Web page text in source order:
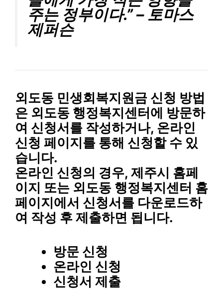
주는 정부이다.” – 토마스
제퍼슨
외도동 민생회복지원금 신청 방법
은 외도동 행정복지센터에 방문하
여 신청서를 작성하거나, 온라인
신청 페이지를 통해 신청할 수 있
습니다.
온라인 신청의 경우, 제주시 홈페
이지 또는 외도동 행정복지센터 홈
페이지에서 신청서를 다운로드하
여 작성 후 제출하면 됩니다.
방문 신청
온라인 신청
신청서 제출